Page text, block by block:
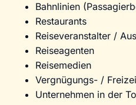
Bahnlinien
Restaurants
Reiseveranstalter /
Reiseagenten
Reisemedien
Vergnügungs- /
Unternehmen in der